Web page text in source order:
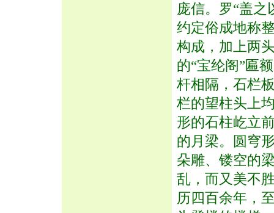
庞信。罗“盖之
约定俗成地称
构成，加上两
的“宝纶阁”匾
杆相隔，石栏
栏的望柱头上
形的石柱屹立
的月梁。圆穹
朵雕、镂空的
乱，而又美不
历四百余年，